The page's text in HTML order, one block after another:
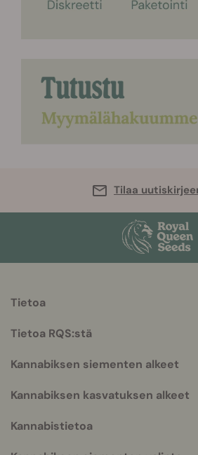
Tilaa
info
Tietoa
Tietoa RQS:stä
Kannabiksen siementen alkeet
Kannabiksen kasvatuksen alkeet
Kannabistietoa